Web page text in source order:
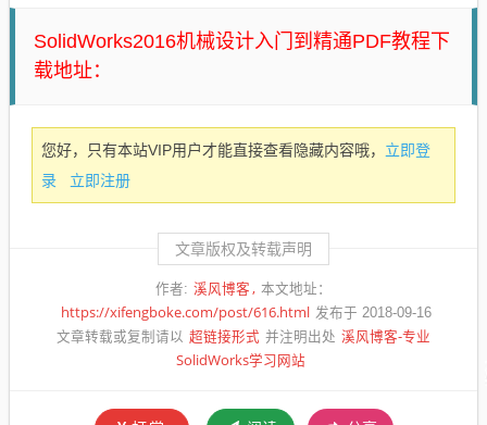
SolidWorks2016机械设计入门到精通PDF教程下
载地址：
您好，只有本站VIP用户才能直接查看隐藏内容哦， 立即登
录
立即注册
文章版权及转载声明
作者: 溪风博客 本文地址：
https://xifengboke.com/post/616.html 发布于 2018-09-16
文章转载或复制请以 超链接形式 并注明出处 溪风博客-专业
SolidWorks学习网站